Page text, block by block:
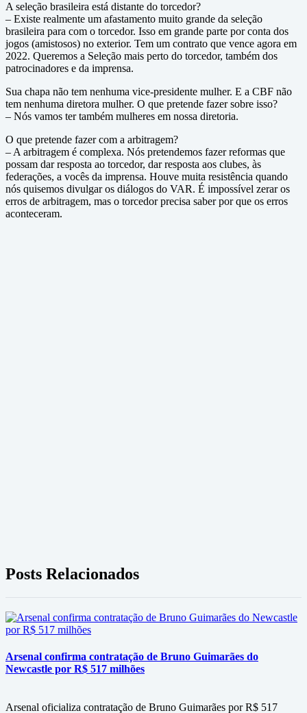
A seleção brasileira está distante do torcedor?
– Existe realmente um afastamento muito grande da seleção
brasileira para com o torcedor. Isso em grande parte por conta dos
jogos (amistosos) no exterior. Tem um contrato que vence agora em
2022. Queremos a Seleção mais perto do torcedor, também dos
patrocinadores e da imprensa.
Sua chapa não tem nenhuma vice-presidente mulher. E a CBF não
tem nenhuma diretora mulher. O que pretende fazer sobre isso?
– Nós vamos ter também mulheres em nossa diretoria.
O que pretende fazer com a arbitragem?
– A arbitragem é complexa. Nós pretendemos fazer reformas que
possam dar resposta ao torcedor, dar resposta aos clubes, às
federações, a vocês da imprensa. Houve muita resistência quando
nós quisemos divulgar os diálogos do VAR. É impossível zerar os
erros de arbitragem, mas o torcedor precisa saber por que os erros
aconteceram.
Posts Relacionados
Arsenal confirma contratação de Bruno Guimarães do
Newcastle por R$ 517 milhões
Arsenal oficializa contratação de Bruno Guimarães por R$ 517